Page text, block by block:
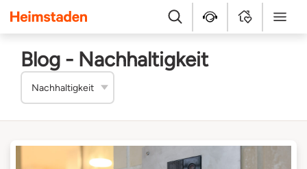
Heimstaden
Suche Kundenservice
MyHomeMenü
Blog - Nachhaltigkeit